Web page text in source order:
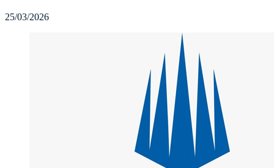
25/03/2026